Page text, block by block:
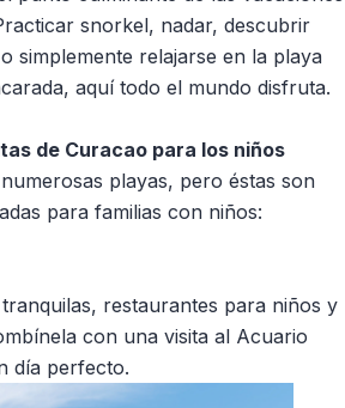
snorkel, nadar, descubrir
simplemente relajarse en la playa
aquí todo el mundo disfruta.
de Curacao para los niños
playas, pero éstas son
para familias con niños:
restaurantes para niños y
con una visita al Acuario
día perfecto.